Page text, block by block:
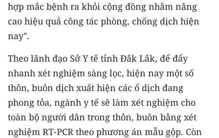
hợp mắc bệnh ra khỏi cộng đồng nhằm nâng
cao hiệu quả công tác phòng, chống dịch hiện
nay".
Theo lãnh đạo Sở Y tế tỉnh Đắk Lắk, để đẩy
nhanh xét nghiệm sàng lọc, hiện nay một số
thôn, buôn dịch xuất hiện các ổ dịch đang
phong tỏa, ngành y tế sẽ làm xét nghiệm cho
toàn bộ người dân trong thôn, buôn bằng xét
nghiệm RT-PCR theo phương án mẫu gộp. Còn